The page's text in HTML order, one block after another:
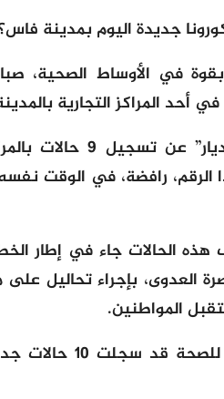
جديدة اليوم بمدينة
في الأوساط الصحية،
أحد المراكز التجارية
وبينما تحدثت مصادر
رافضة، في الوقت
هذه الحالات جاء في إطار
العدوى، بإجراء تحاليل
المواطنين.
وكانت